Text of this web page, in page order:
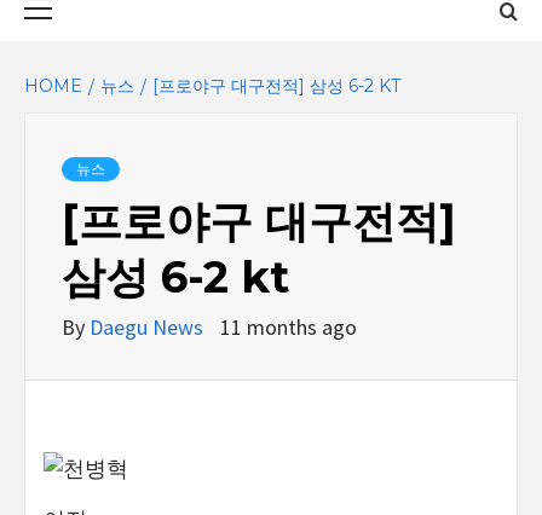
HOME 뉴스 [프로야구 대구전적] 삼성 6-2 KT
뉴스
[프로야구 대구전적]
삼성 6-2 kt
By Daegu News 11 months ago